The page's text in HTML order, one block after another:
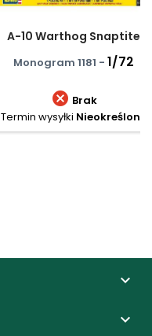
A-10 Warthog Snaptite
Monogram 1181 - 1/72
 Brak
Termin wysyłki Nieokreślony

